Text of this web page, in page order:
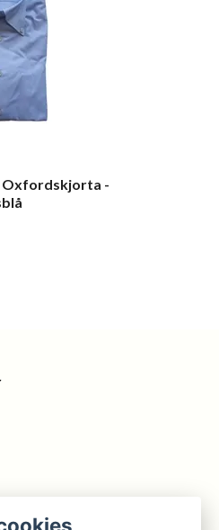
Oxfordskjorta -